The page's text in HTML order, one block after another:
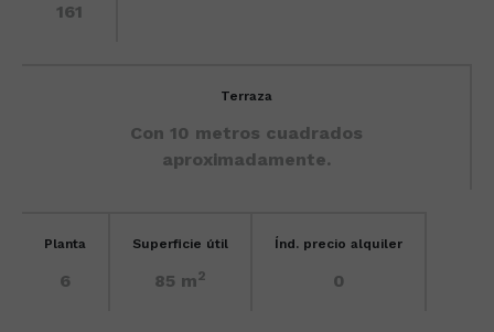
161
Terraza
Con 10 metros cuadrados
aproximadamente.
Planta
6
Superficie útil
85 m2
Índ. precio alquiler
0